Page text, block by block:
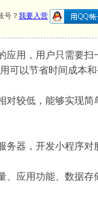
号？ 我要入营
应用，用户只需要
可以节省时间成本和
对较低，能够实现
器，开发小程序对
应用功能、数据存